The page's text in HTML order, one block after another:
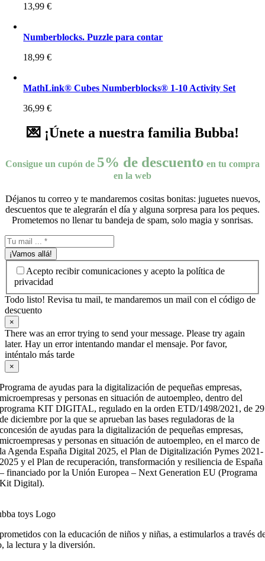
13,99€
Numberblocks. Puzzle para contar
18,99€
MathLink® Cubes Numberblocks® 1-10 Activity Set
36,99€
💌 ¡Únete a nuestra familia Bubba!
Consigue un cupón de 5% de descuento en tu compra
en la web
Déjanos tu correo y te mandaremos cositas bonitas: juguetes nuevos,
descuentos que te alegrarán el día y alguna sorpresa para los peques.
Prometemos no llenar tu bandeja de spam, solo magia y sonrisas.
¡Vamos allá!
Acepto recibir comunicaciones y acepto la política de
privacidad
Todo listo! Revisa tu mail, te mandaremos un mail con el código de
descuento
×
There was an error trying to send your message. Please try again
later. Hay un error intentando mandar el mensaje. Por favor,
inténtalo más tarde
×
Programa de ayudas para la digitalización de pequeñas empresas,
microempresas y personas en situación de autoempleo, dentro del
programa KIT DIGITAL, regulado en la orden ETD/1498/2021, de 29
de diciembre por la que se aprueban las bases reguladoras de la
concesión de ayudas para la digitalización de pequeñas empresas,
microempresas y personas en situación de autoempleo, en el marco de
la Agenda España Digital 2025, el Plan de Digitalización Pymes 2021-
2025 y el Plan de recuperación, transformación y resiliencia de España
– financiado por la Unión Europea – Next Generation EU (Programa
Kit Digital).
con la educación de niños y niñas, a estimularlos a través
la lectura y la diversión.